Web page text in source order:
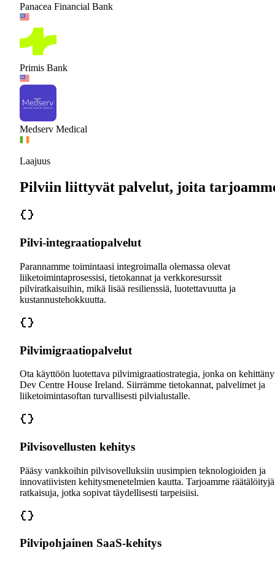
Panacea Financial Bank
Primis Bank
Medserv Medical
Laajuus
Pilviin liittyvät palvelut, joita
Pilvi-integraatiopalvelut
Parannamme toimintaasi integroimalla olemassa olevat
liiketoimintaprosessisi, tietokannat ja verkkoresurssit
pilviratkaisuihin, mikä lisää resilienssiä, luotettavuutta ja
kustannustehokkuutta.
Pilvimigraatiopalvelut
Ota käyttöön luotettava pilvimigraatiostrategia, jonka on
Dev Centre House Ireland. Siirrämme tietokannat, palvelimet ja
liiketoimintasoftan turvallisesti pilvialustalle.
Pilvisovellusten kehitys
Pääsy vankkoihin pilvisovelluksiin uusimpien teknologioiden ja
innovatiivisten kehitysmenetelmien kautta. Tarjoamme räätälöityjä
ratkaisuja, jotka sopivat täydellisesti tarpeisiisi.
Pilvipohjainen SaaS-kehitys